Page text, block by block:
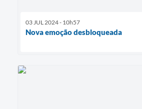
03 JUL 2024 - 10h57
Nova emoção desbloqueada